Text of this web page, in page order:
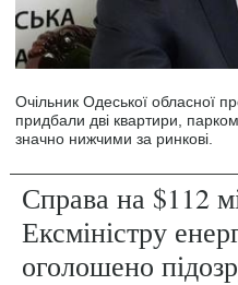
Очільник Одеської обласної
придбали дві квартири,
значно нижчими за ринкові.
Справа на $112
Ексміністру
оголошено